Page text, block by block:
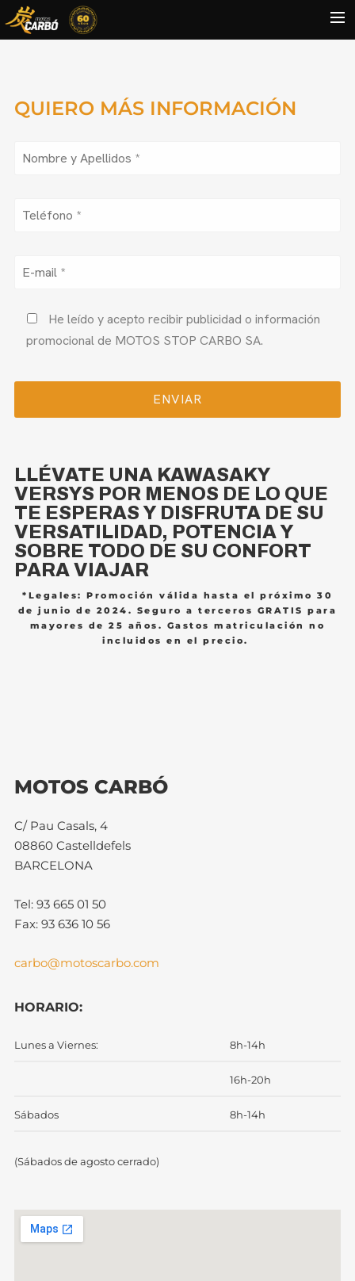
BLOG
Search
QUIERO MÁS INFORMACIÓN
He leído y acepto recibir publicidad o información
promocional de MOTOS STOP CARBO SA.
LLÉVATE UNA KAWASAKY
VERSYS POR MENOS DE LO QUE
TE ESPERAS Y DISFRUTA DE SU
VERSATILIDAD, POTENCIA Y
SOBRE TODO DE SU CONFORT
PARA VIAJAR
*Legales: Promoción válida hasta el próximo 30
de junio de 2024. Seguro a terceros GRATIS para
mayores de 25 años. Gastos matriculación no
incluidos en el precio.
MOTOS CARBÓ
C/ Pau Casals, 4
08860 Castelldefels
BARCELONA
Tel: 93 665 01 50
Fax: 93 636 10 56
carbo@motoscarbo.com
HORARIO:
Lunes a Viernes: 8h-14h
16h-20h
Sábados 8h-14h
(Sábados de agosto cerrado)